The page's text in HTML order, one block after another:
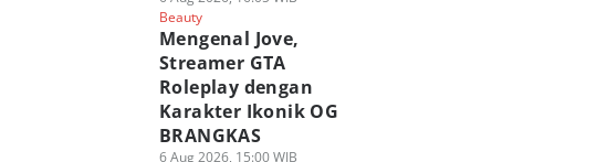
Beauty
Mengenal Jove,
Streamer GTA
Roleplay dengan
Karakter Ikonik OG
BRANGKAS
6 Aug 2026, 15:00 WIB